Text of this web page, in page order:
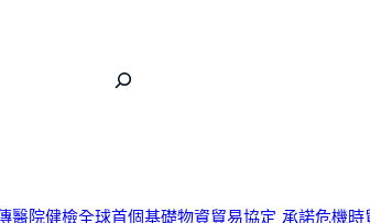
醫院健檢全球首個基礎物資貿易協定 承諾危機時